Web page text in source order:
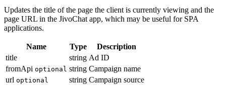
Updates the title of the page the client is currently viewing and the
page URL in the JivoChat app, which may be useful for SPA
applications.
Name Type
Description
title
string Ad ID
fromApi optional string Campaign name
url optional string Campaign source